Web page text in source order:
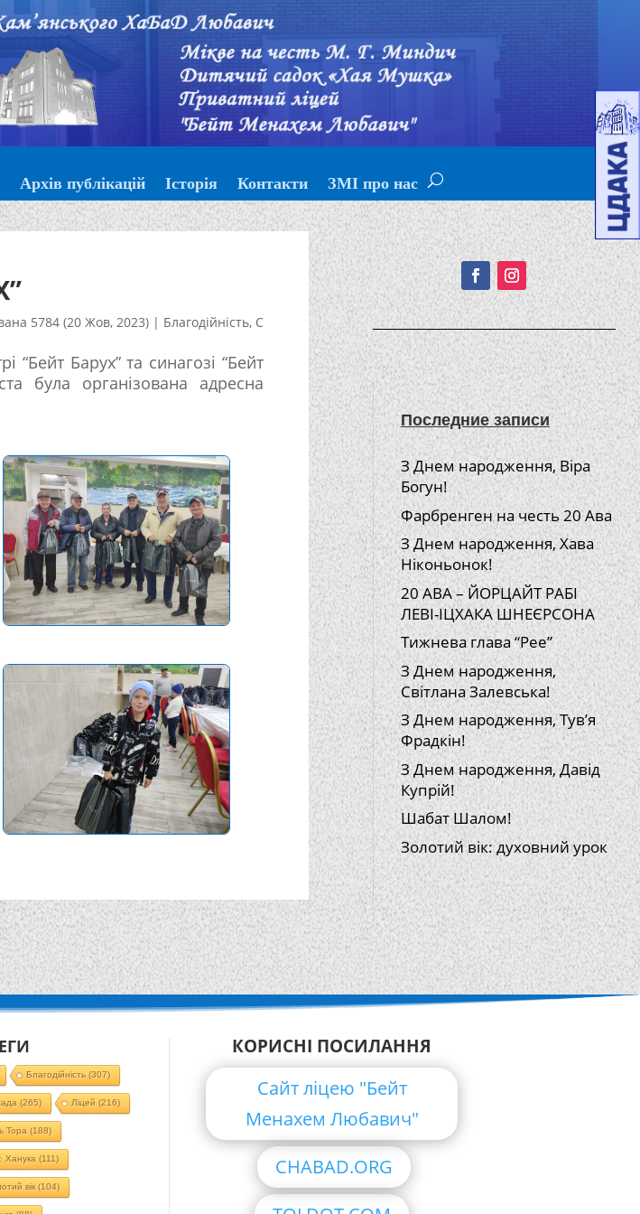
Архів публікацій Історія Контакти ЗМІ про нас
5784 (20 Жов, 2023)| Благодійність, С
Барух” та синагозі “Бейт
була організована адресна
Подписывайтесь!
Последние записи
З Днем народження, Віра
Богун!
Фарбренген на честь 20 Ава
З Днем народження, Хава
Ніконьонок!
20 АВА – ЙОРЦАЙТ РАБІ
ЛЕВІ-ІЦХАКА ШНЕЄРСОНА
Тижнева глава “Рее”
З Днем народження,
Світлана Залевська!
З Днем народження, Тув’я
Фрадкін!
З Днем народження, Давід
Купрій!
Шабат Шалом!
Золотий вік: духовний урок
Благодійність (307)
(265) Ліцей (216)
Тора (188)
Ханука (111)
вік(104)
КОРИСНІ ПОСИЛАННЯ
Сайт ліцею "Бейт
Менахем Любавич"
CHABAD.ORG